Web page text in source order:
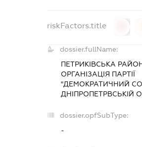
riskFactors.title
dossier.fullName:
ПЕТРИКІВСЬКА
ОРГАНІЗАЦІЯ ПАРТІЇ
"ДЕМОКРАТИЧНИЙ
ДНІПРОПЕТРВСЬКІЙ
dossier.opfSubType:
-